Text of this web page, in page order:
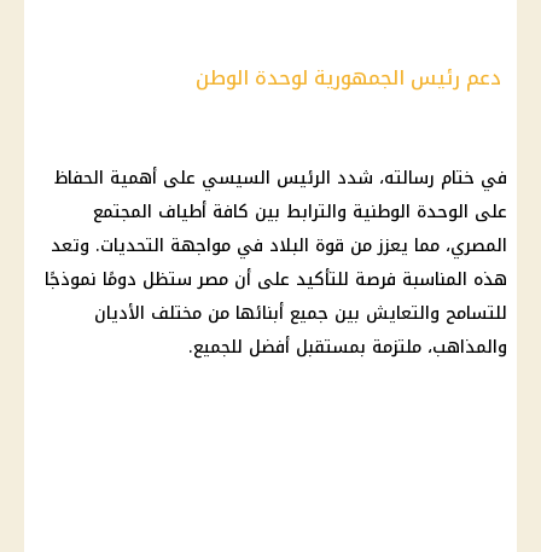
دعم رئيس الجمهورية لوحدة الوطن
في ختام رسالته، شدد الرئيس السيسي على أهمية الحفاظ
على الوحدة الوطنية والترابط بين كافة أطياف المجتمع
المصري، مما يعزز من قوة البلاد في مواجهة التحديات. وتعد
هذه المناسبة فرصة للتأكيد على أن مصر ستظل دومًا نموذجًا
للتسامح والتعايش بين جميع أبنائها من مختلف الأديان
والمذاهب، ملتزمة بمستقبل أفضل للجميع.